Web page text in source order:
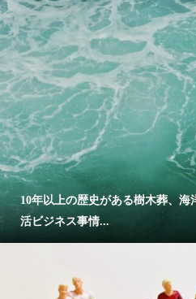
10年以上の歴史がある樹木葬、海
活ビジネス事情...